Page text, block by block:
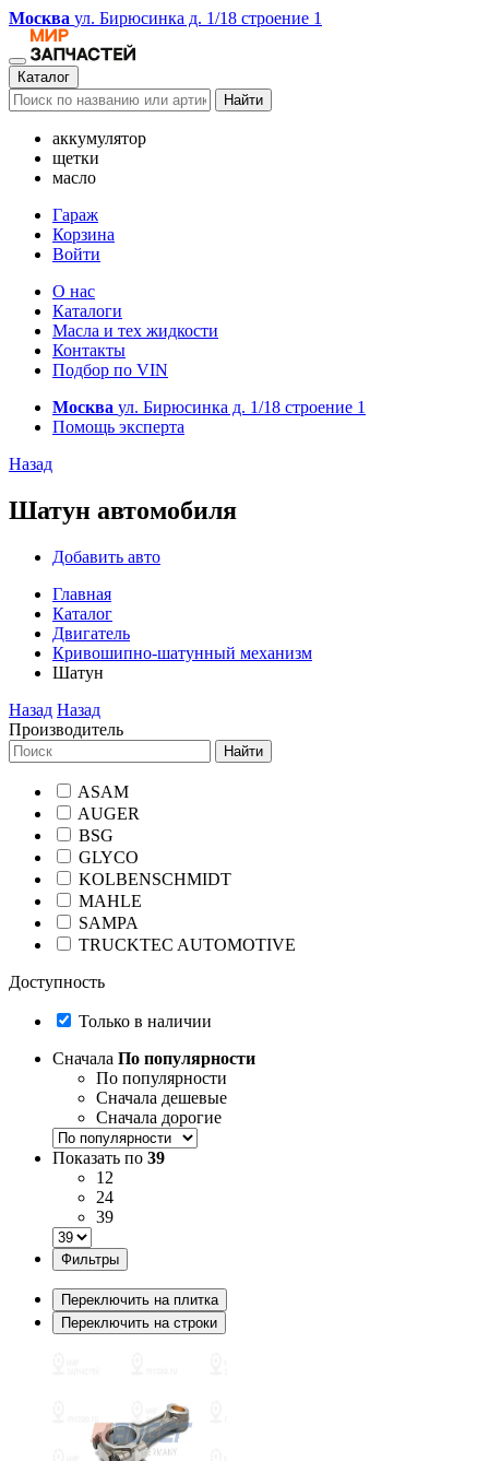
Москва ул. Бирюсинка д. 1/18 строение 1
Каталог
Найти
аккумулятор
щетки
масло
Гараж
Корзина
Войти
О нас
Каталоги
Масла и тех жидкости
Контакты
Подбор по VIN
Москва ул. Бирюсинка д. 1/18 строение 1
Помощь эксперта
Назад
Шатун автомобиля
Добавить авто
Главная
Каталог
Двигатель
Кривошипно-шатунный механизм
Шатун
Назад Назад
Производитель
Найти
ASAM
AUGER
BSG
GLYCO
KOLBENSCHMIDT
MAHLE
SAMPA
TRUCKTEC AUTOMOTIVE
Доступность
Только в наличии
Сначала По популярности
По популярности
Сначала дешевые
Сначала дорогие
Показать по 39
12
24
39
Фильтры
Переключить на плитка
Переключить на строки